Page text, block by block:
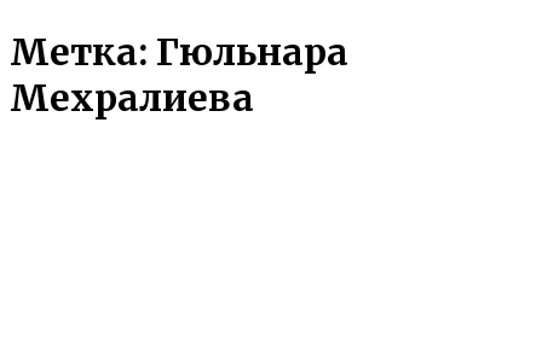
Метка: Гюльнара
Мехралиева